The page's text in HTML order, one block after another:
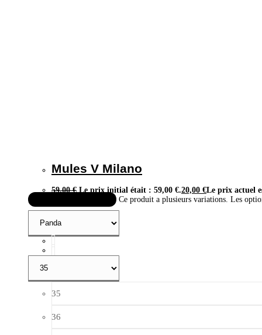
Mules V Milano
59,00€ Le prix initial était : 59,00 €.20,00 €Le prix actuel
Ce produit a plusieurs variations. Les
35
36